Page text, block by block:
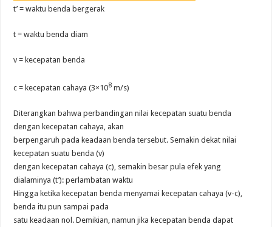
t’ = waktu benda bergerak
t = waktu benda diam
v = kecepatan benda
c = kecepatan cahaya (3×108 m/s)
Diterangkan bahwa perbandingan nilai kecepatan suatu benda
dengan kecepatan cahaya, akan
berpengaruh pada keadaan benda tersebut. Semakin dekat nilai
kecepatan suatu benda (v)
dengan kecepatan cahaya (c), semakin besar pula efek yang
dialaminya (t’): perlambatan waktu
Hingga ketika kecepatan benda menyamai kecepatan cahaya (v-c),
benda itu pun sampai pada
satu keadaan nol. Demikian, namun jika kecepatan benda dapat